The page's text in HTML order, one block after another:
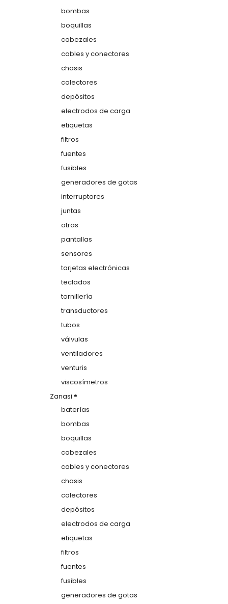
bombas
boquillas
cabezales
cables y conectores
chasis
colectores
depósitos
electrodos de carga
etiquetas
filtros
fuentes
fusibles
generadores de gotas
interruptores
juntas
otras
pantallas
sensores
tarjetas electrónicas
teclados
tornillería
transductores
tubos
válvulas
ventiladores
venturis
viscosímetros
Zanasi ®
baterías
bombas
boquillas
cabezales
cables y conectores
chasis
colectores
depósitos
electrodos de carga
etiquetas
filtros
fuentes
fusibles
generadores de gotas